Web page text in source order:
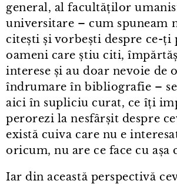
general, al facultăților
universitare – cum spuneam
citești și vorbești despre ce-ți
oameni care știu citi,
interese și au doar nevoie de
îndrumare în bibliografie –
aici în supliciu curat, ce îți
perorezi la nesfârșit despre
există cuiva care nu e
oricum, nu are ce face cu așa
Iar din această perspectivă